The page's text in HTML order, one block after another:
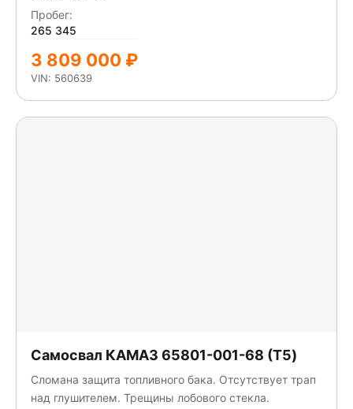
Пробег:
265 345
3 809 000 ₽
VIN: 560639
Самосвал КАМАЗ 65801-001-68 (T5)
Сломана защита топливного бака. Отсутствует трап
над глушителем. Трещины лобового стекла.